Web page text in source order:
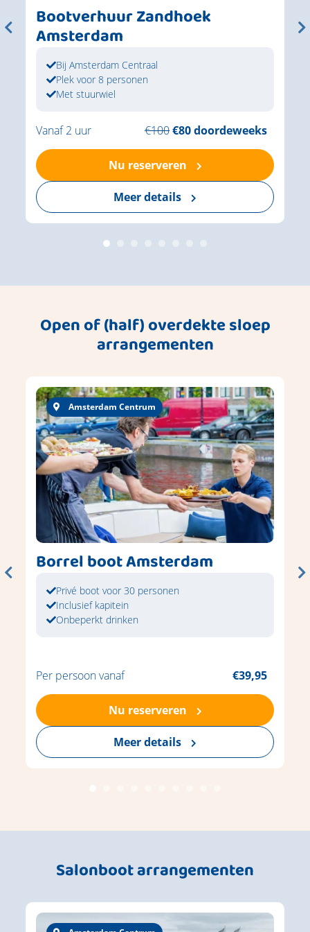
Bootverhuur Zandhoek
Amsterdam
Bij Amsterdam Centraal
Plek voor 8 personen
Met stuurwiel
Vanaf 2 uur €100€80 doordeweeks
Nu reserveren
Meer details
Open of (half) overdekte sloep
arrangementen
Amsterdam Centrum
Borrel boot Amsterdam
Privé boot voor 30 personen
Inclusief kapitein
Onbeperkt drinken
Per persoon vanaf €39,95
Nu reserveren
Meer details
Salonboot arrangementen